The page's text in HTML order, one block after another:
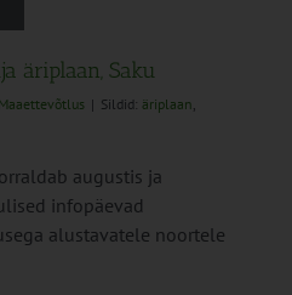
äriplaan, Saku
Maaettevõtlus | Sildid: äriplaan,
augustis ja
infopäevad
alustavatele noortele